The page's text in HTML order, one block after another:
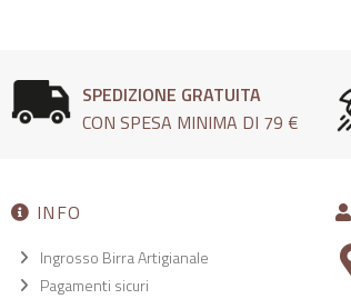
SPEDIZIONE GRATUITA
CON SPESA MINIMA DI 79 €
INFO
Ingrosso Birra Artigianale
Pagamenti sicuri